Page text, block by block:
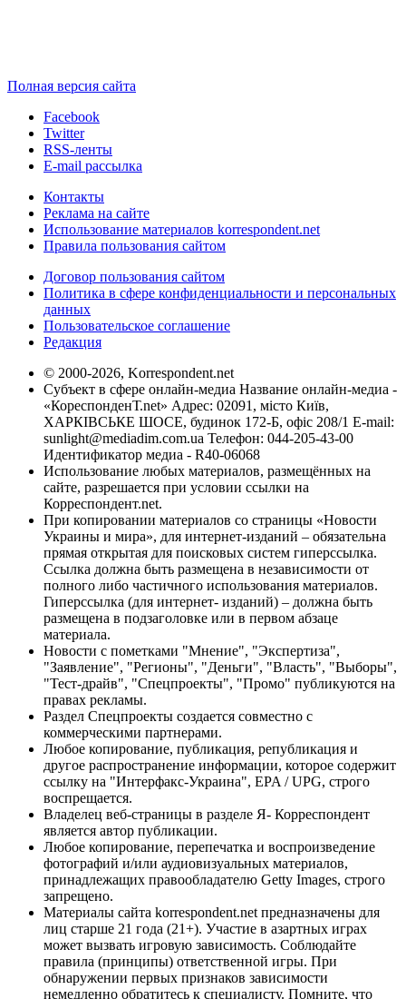
Полная версия сайта
Facebook
Twitter
RSS-ленты
E-mail рассылка
Контакты
Реклама на сайте
Использование материалов korrespondent.net
Правила пользования сайтом
Договор пользования сайтом
Политика в сфере конфиденциальности и персональных
данных
Пользовательское соглашение
Редакция
© 2000-2026, Korrespondent.net
Субъект в сфере онлайн-медиа Название онлайн-медиа -
«КореспонденТ.net» Адрес: 02091, місто Київ,
ХАРКІВСЬКЕ ШОСЕ, будинок 172-Б, офіс 208/1 E-mail:
sunlight@mediadim.com.ua Телефон: 044-205-43-00
Идентификатор медиа - R40-06068
Использование любых материалов, размещённых на
сайте, разрешается при условии ссылки на
Корреспондент.net.
При копировании материалов со страницы «Новости
Украины и мира», для интернет-изданий – обязательна
прямая открытая для поисковых систем гиперссылка.
Ссылка должна быть размещена в независимости от
полного либо частичного использования материалов.
Гиперссылка (для интернет- изданий) – должна быть
размещена в подзаголовке или в первом абзаце
материала.
Новости с пометками "Мнение", "Экспертиза",
"Заявление", "Регионы", "Деньги", "Власть", "Выборы",
"Тест-драйв", "Спецпроекты", "Промо" публикуются на
правах рекламы.
Раздел Спецпроекты создается совместно с
коммерческими партнерами.
Любое копирование, публикация, републикация и
другое распространение информации, которое содержит
ссылку на "Интерфакс-Украина", EPA / UPG, строго
воспрещается.
Владелец веб-страницы в разделе Я- Корреспондент
является автор публикации.
Любое копирование, перепечатка и воспроизведение
фотографий и/или аудиовизуальных материалов,
принадлежащих правообладателю Getty Images, строго
запрещено.
Материалы сайта korrespondent.net предназначены для
лиц старше 21 года (21+). Участие в азартных играх
может вызвать игровую зависимость. Соблюдайте
правила (принципы) ответственной игры. При
обнаружении первых признаков зависимости
немедленно обратитесь к специалисту. Помните, что